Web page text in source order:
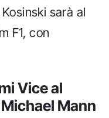
sarà al
F1, con
Vice al
Mann